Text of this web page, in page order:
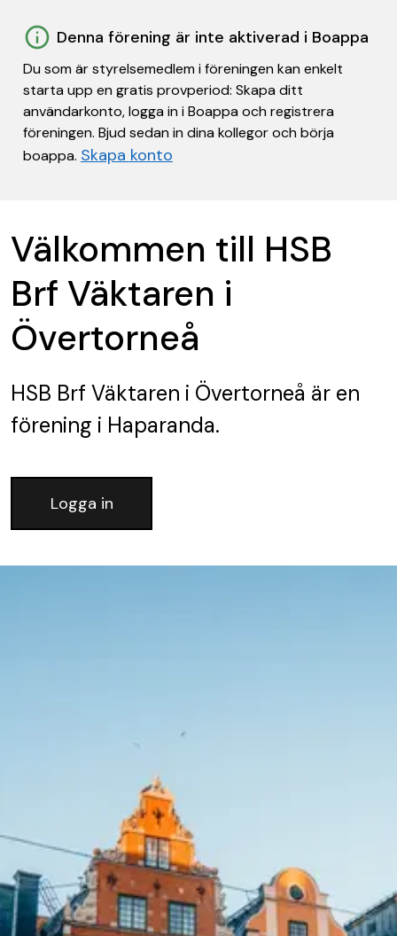
Denna förening är inte aktiverad i Boappa
Du som är styrelsemedlem i föreningen kan enkelt
starta upp en gratis provperiod: Skapa ditt
användarkonto, logga in i Boappa och registrera
föreningen. Bjud sedan in dina kollegor och börja
boappa. Skapa konto
Välkommen till HSB
Brf Väktaren i
Övertorneå
HSB Brf Väktaren i Övertorneå är en
förening i Haparanda.
Logga in